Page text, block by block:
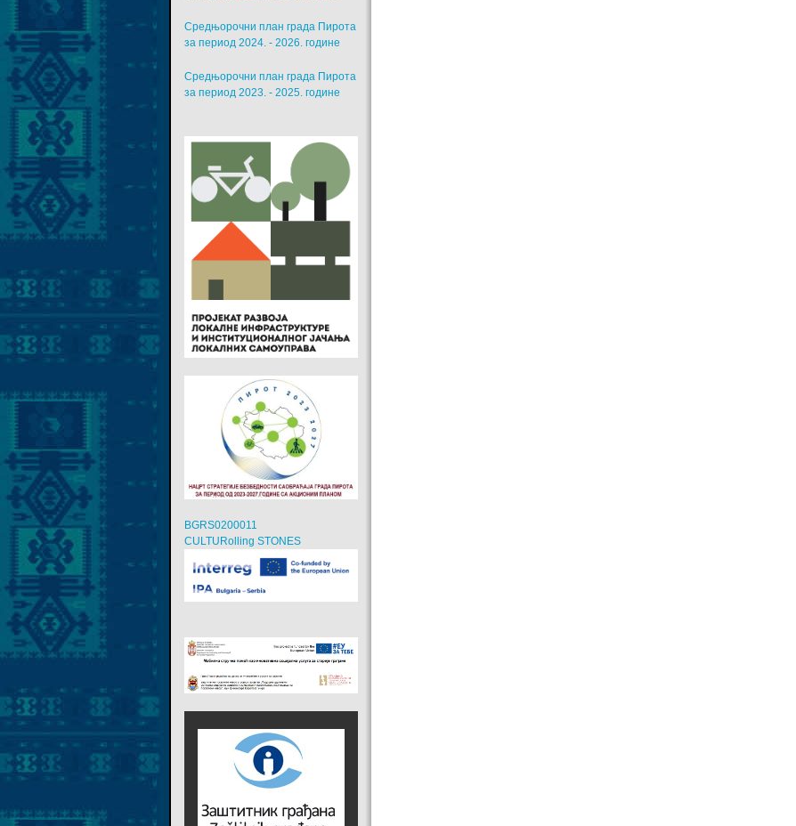
Средњорочни план града Пирота
за период 2024. - 2026. године
Средњорочни план града Пирота
за период 2023. - 2025. године
BGRS0200011
CULTURolling STONES